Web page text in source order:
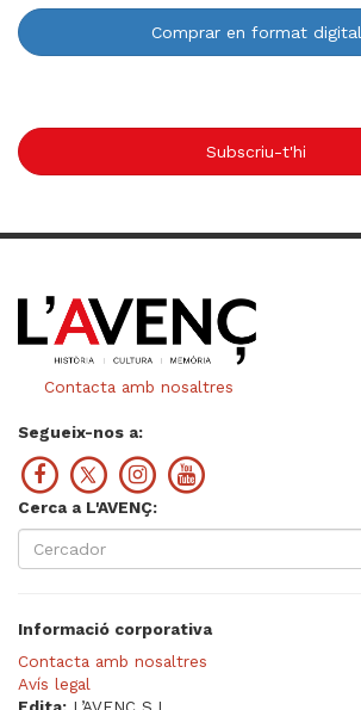
Comprar en format digital
Subscriu-t'hi
Contacta amb nosaltres
Segueix-nos a:
Cerca a L'AVENÇ:
Informació corporativa
Contacta amb nosaltres
Avís legal
Edita: L’AVENÇ S.L.